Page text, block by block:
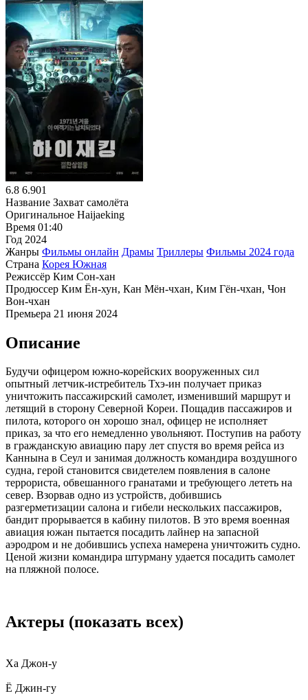
6.8 6.901
Название Захват самолёта
Оригинальное Haijaeking
Время 01:40
Год 2024
Жанры Фильмы онлайн Драмы Триллеры Фильмы 2024 года
Страна Корея Южная
Режиссёр Ким Сон-хан
Продюссер Ким Ён-хун, Кан Мён-чхан, Ким Гён-чхан, Чон
Вон-чхан
Премьера 21 июня 2024
Описание
Будучи офицером южно-корейских вооруженных сил
опытный летчик-истребитель Тхэ-ин получает приказ
уничтожить пассажирский самолет, изменивший маршрут и
летящий в сторону Северной Кореи. Пощадив пассажиров и
пилота, которого он хорошо знал, офицер не исполняет
приказ, за что его немедленно увольняют. Поступив на работу
в гражданскую авиацию пару лет спустя во время рейса из
Каннына в Сеул и занимая должность командира воздушного
судна, герой становится свидетелем появления в салоне
террориста, обвешанного гранатами и требующего лететь на
север. Взорвав одно из устройств, добившись
разгерметизации салона и гибели нескольких пассажиров,
бандит прорывается в кабину пилотов. В это время военная
авиация южан пытается посадить лайнер на запасной
аэродром и не добившись успеха намерена уничтожить судно.
Ценой жизни командира штурману удается посадить самолет
на пляжной полосе.
Актеры (показать всех)
Ха Джон-у
Ё Джин-гу